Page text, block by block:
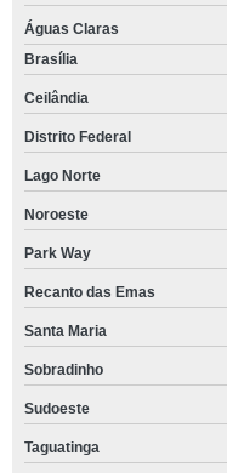
Águas Claras
Brasília
Ceilândia
Distrito Federal
Lago Norte
Noroeste
Park Way
Recanto das Emas
Santa Maria
Sobradinho
Sudoeste
Taguatinga